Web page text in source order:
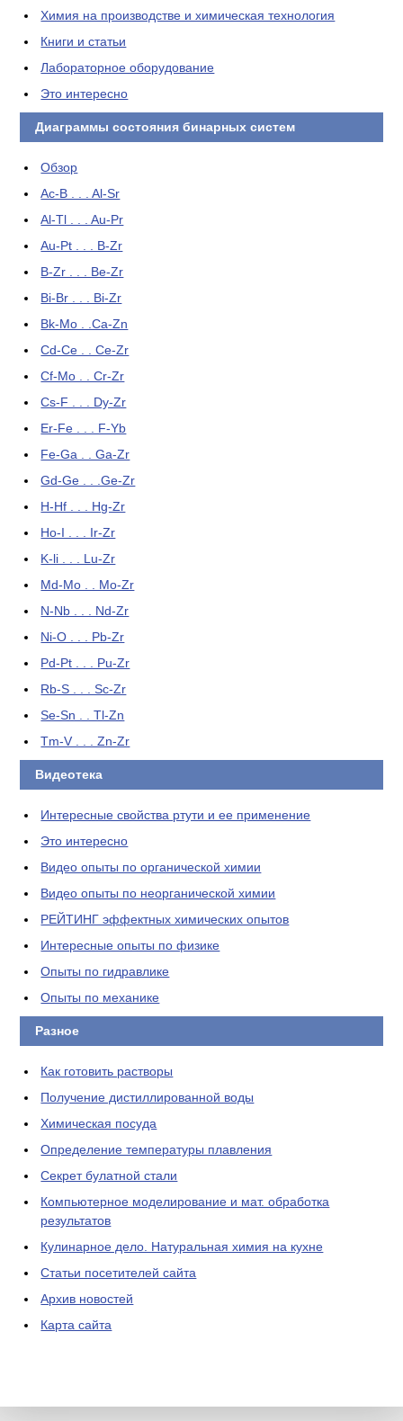
Химия на производстве и химическая технология
Книги и статьи
Лабораторное оборудование
Это интересно
Диаграммы состояния бинарных систем
Обзор
Ac-B . . . Al-Sr
Al-Tl . . . Au-Pr
Au-Pt . . . B-Zr
B-Zr . . . Be-Zr
Bi-Br . . . Bi-Zr
Bk-Mo . .Ca-Zn
Cd-Ce . . Ce-Zr
Cf-Mo . . Cr-Zr
Cs-F . . . Dy-Zr
Er-Fe . . . F-Yb
Fe-Ga . . Ga-Zr
Gd-Ge . . .Ge-Zr
H-Hf . . . Hg-Zr
Ho-I . . . Ir-Zr
K-li . . . Lu-Zr
Md-Mo . . Mo-Zr
N-Nb . . . Nd-Zr
Ni-O . . . Pb-Zr
Pd-Pt . . . Pu-Zr
Rb-S . . . Sc-Zr
Se-Sn . . Tl-Zn
Tm-V . . . Zn-Zr
Видеотека
Интересные свойства ртути и ее применение
Это интересно
Видео опыты по органической химии
Видео опыты по неорганической химии
РЕЙТИНГ эффектных химических опытов
Интересные опыты по физике
Опыты по гидравлике
Опыты по механике
Разное
Как готовить растворы
Получение дистиллированной воды
Химическая посуда
Определение температуры плавления
Секрет булатной стали
Компьютерное моделирование и мат. обработка
результатов
Кулинарное дело. Натуральная химия на кухне
Статьи посетителей сайта
Архив новостей
Карта сайта